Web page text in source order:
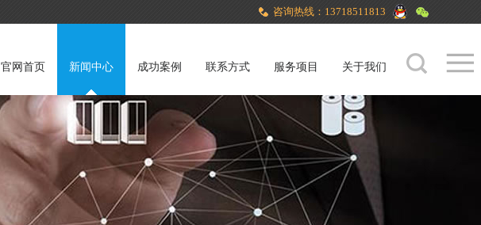
咨询热线：13718511813
官网首页 新闻中心 成功案例 联系方式 服务项目 关于我们